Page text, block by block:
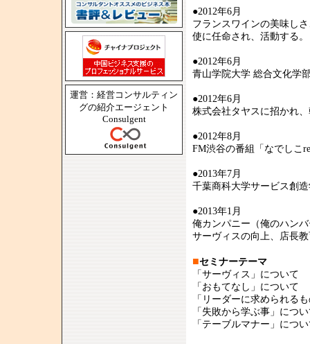
運営：経営コンサルティン
グの紹介エージェント
Consulgent
●2012年6月
フランスワインの美味し
使に任命され、活動する。
●2012年6月
青山学院大学 総合文化学
●2012年6月
株式会社タヤスに招かれ
●2012年8月
FM渋谷の番組「なでしこ
●2013年7月
千葉商科大学サービス創
●2013年1月
俺カンパニー（俺のハン
サーヴィスの向上、店長
■セミナーテーマ
「サーヴィス」について
「おもてなし」について
「リーダーに求められる
「失敗から学ぶ事」につ
「テーブルマナー」につ